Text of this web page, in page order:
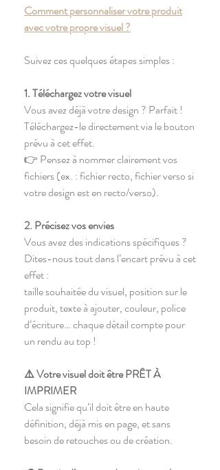
Comment personnaliser votre produit
avec votre propre visuel ?
Suivez ces quelques étapes simples :
1. Téléchargez votre visuel
Vous avez déjà votre design ? Parfait !
Téléchargez-le directement via le bouton
prévu à cet effet.
👉 Pensez à nommer clairement vos
fichiers (ex. : fichier recto, fichier verso si
votre design est en recto/verso).
2. Précisez vos envies
Vous avez des indications spécifiques ?
Dites-nous tout dans l’encart prévu à cet
effet :
taille souhaitée du visuel, position sur le
produit, texte à ajouter, couleur, police
d’écriture… chaque détail compte pour
un rendu au top !
⚠️ Votre visuel doit être PRÊT À
IMPRIMER
Cela signifie qu’il doit être en haute
définition, déjà mis en page, et sans
besoin de retouches ou de création.